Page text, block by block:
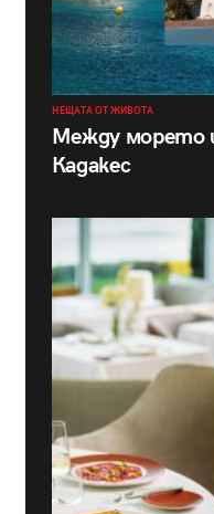
НЕЩАТА ОТ ЖИВОТА
Между морето
Кадакес